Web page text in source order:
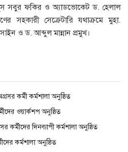
সবুর ফকির ও অ্যাডভোকেট ড. হেলাল
সহকারী সেক্রেটারি যথাক্রমে মুহা.
ও ড. আব্দুল মান্নান প্রমুখ।
কর্মী কর্মশালা অনুষ্ঠিত
ওয়ার্কশপ অনুষ্ঠিত
কর্মীদের দিনব্যাপী কর্মশালা অনুষ্ঠিত
কর্মশালা অনুষ্ঠিত